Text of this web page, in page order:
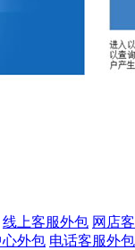
线上客服外包 网店客
外包 电话客服外包